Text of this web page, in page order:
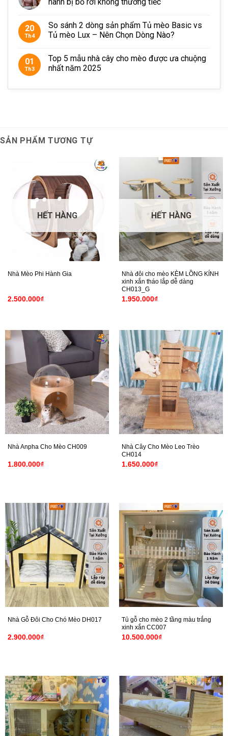
bằng chất liệu khác.
Tính thẩm mỹ cao, phù hợp với không gian hiện đại.
Dễ dàng vệ sinh và vận chuyển.
Giá cả phù hợp với mọi đối tượng.
Thông số kĩ thuật
Độ dày gỗ : 18mm.
Cam kết của petto
Sản phẩm đúng như hình.
BẢO HÀNH 1 NĂM.
KHÔNG sử dụng giấy carton.
Địa Chỉ: 658 Đỗ Xuân Hợp, P.Phước Bình, Q9, TP.HCM
Đặt hàng qua hotline: 093336.0110.
facebook:https://www.facebook.com/petto.com.vn/
20
Th4
So sánh 2 dòng sản phẩm Tủ mèo Basic vs
Tủ mèo Lux – Nên Chọn Dòng Nào?
01
Th3
Top 5 mẫu nhà cây cho mèo được ưa chuộng
nhất năm 2025
SẢN PHẨM TƯƠNG TỰ
HẾT HÀNG
Nhà Mèo Phi Hành Gia
2.500.000₫
HẾT HÀNG
Nhà đôi cho mèo KÈM LỒNG KÍNH
xinh xắn tháo lắp dễ dàng
CH013_G
1.950.000₫
Nhà Anpha Cho Mèo CH009
1.800.000₫
Nhà Cây Cho Mèo Leo Trèo
CH014
1.650.000₫
Nhà Gỗ Đôi Cho Chó Mèo DH017
2.900.000₫
Tủ gỗ cho mèo 2 tầng màu trắng
xinh xắn CC007
10.500.000₫